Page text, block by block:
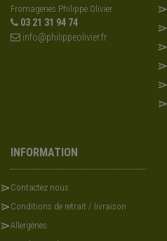
Fromageries Philippe Olivier
03 21 31 94 74
info@philippeolivier.fr
INFORMATION
Contactez nous
Conditions de retrait / livraison
Allergènes